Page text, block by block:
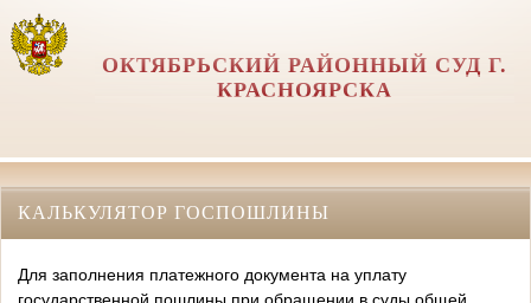
ОКТЯБРЬСКИЙ РАЙОННЫЙ СУД Г.
КРАСНОЯРСКА
КАЛЬКУЛЯТОР ГОСПОШЛИНЫ
Для заполнения платежного документа на уплату